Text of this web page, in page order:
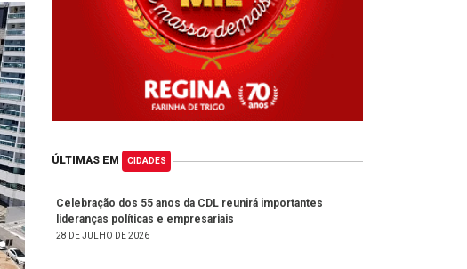
ÚLTIMAS EM CIDADES
Celebração dos 55 anos da CDL reunirá importantes
lideranças políticas e empresariais
28 DE JULHO DE 2026